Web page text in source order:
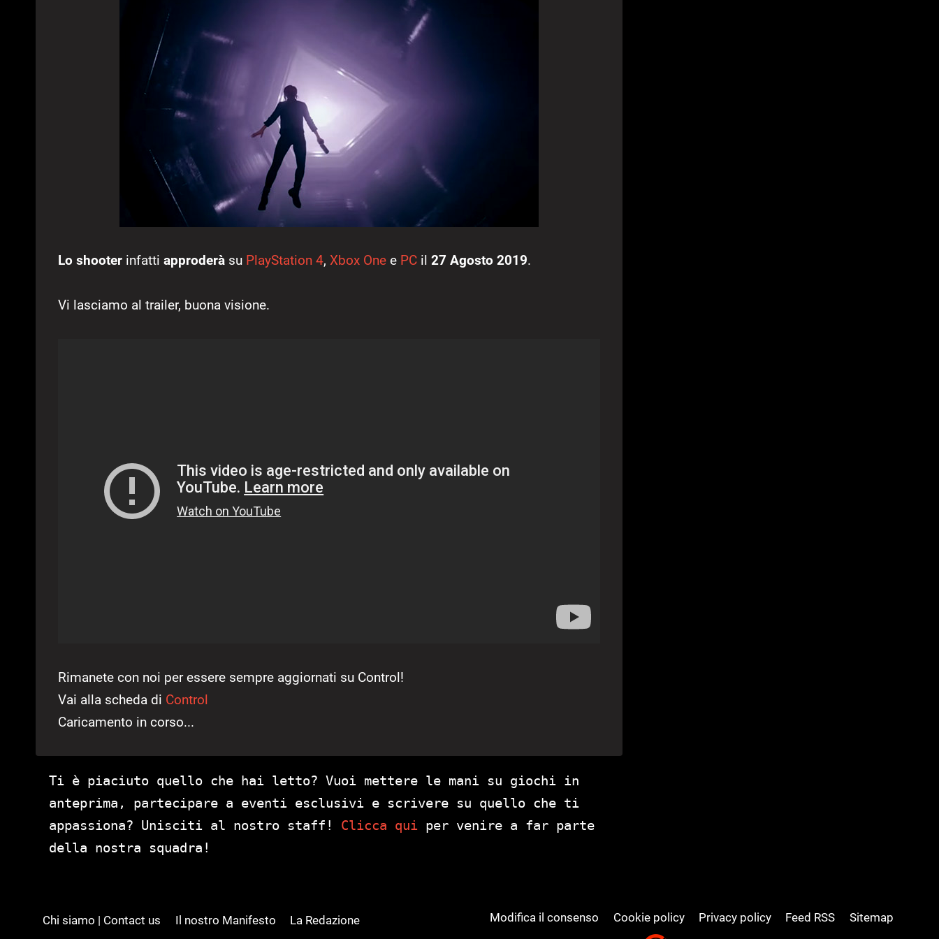
Lo shooter infatti approderà su PlayStation 4, Xbox One e PC il 27 Agosto 2019.
Vi lasciamo al trailer, buona visione.
Rimanete con noi per essere sempre aggiornati su Control!
Vai alla scheda di Control
Caricamento in corso...
Ti è piaciuto quello che hai letto? Vuoi mettere le mani su giochi in
anteprima, partecipare a eventi esclusivi e scrivere su quello che ti
appassiona? Unisciti al nostro staff! Clicca qui per venire a far parte
della nostra squadra!
Chi siamo | Contact us Il nostro Manifesto La Redazione Modifica il consenso Cookie policy Privacy policy Feed RSS Sitemap